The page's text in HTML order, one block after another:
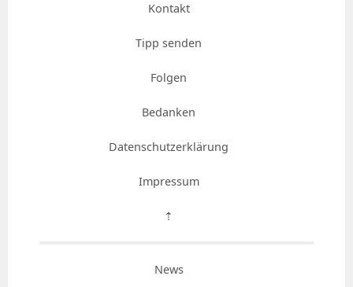
Kontakt
Tipp senden
Folgen
Bedanken
Datenschutzerklärung
Impressum
⇡
News